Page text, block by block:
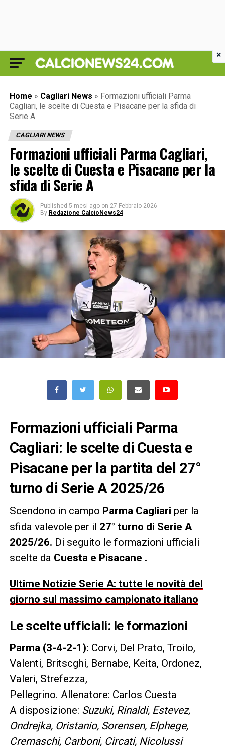
Home » Cagliari News » Formazioni ufficiali Parma
Cagliari, le scelte di Cuesta e Pisacane per la sfida di
Serie A
CAGLIARI NEWS
Formazioni ufficiali Parma Cagliari,
le scelte di Cuesta e Pisacane per la
sfida di Serie A
Published 5 mesi ago on 27 Febbraio 2026
By Redazione CalcioNews24
Formazioni ufficiali Parma
Cagliari: le scelte di Cuesta e
Pisacane per la partita del 27°
turno di Serie A 2025/26
Scendono in campo Parma Cagliari per la
sfida valevole per il 27° turno di Serie A
2025/26. Di seguito le formazioni ufficiali
scelte da Cuesta e Pisacane .
Ultime Notizie Serie A: tutte le novità del
giorno sul massimo campionato italiano
Le scelte ufficiali: le formazioni
Parma (3-4-2-1): Corvi, Del Prato, Troilo,
Valenti, Britscghi, Bernabe, Keita, Ordonez,
Valeri, Strefezza,
Pellegrino. Allenatore: Carlos Cuesta
A disposizione: Suzuki, Rinaldi, Estevez,
Ondrejka, Oristanio, Sorensen, Elphege,
Cremaschi, Carboni, Circati, Nicolussi
×